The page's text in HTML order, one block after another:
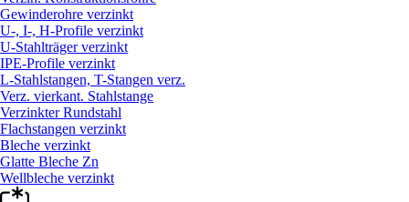
Gewinderohre verzinkt
U-, I-, H-Profile verzinkt
U-Stahlträger verzinkt
IPE-Profile verzinkt
L-Stahlstangen, T-Stangen verz.
Verz. vierkant. Stahlstange
Verzinkter Rundstahl
Flachstangen verzinkt
Bleche verzinkt
Glatte Bleche Zn
Wellbleche verzinkt